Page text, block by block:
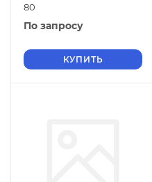
80
По запросу
КУПИТЬ